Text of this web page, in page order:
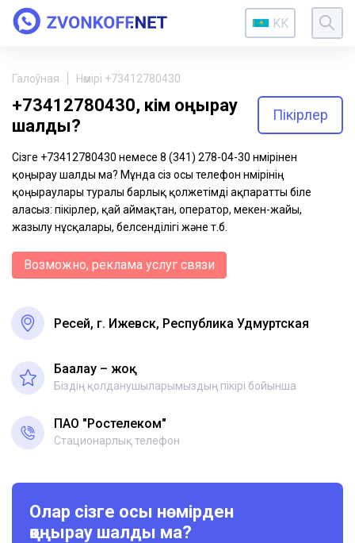
KK
Галоўная Нөмірі +73412780430
+73412780430, кім қоңырау
шалды?
Пікірлер
Сізге +73412780430 немесе 8 (341) 278-04-30 нөмірінен
қоңырау шалды ма? Мұнда сіз осы телефон нөмірінің
қоңыраулары туралы барлық қолжетімді ақпаратты біле
аласыз: пікірлер, қай аймақтан, оператор, мекен-жайы,
жазылу нұсқалары, белсенділігі және т.б.
Возможно, реклама услуг связи
Ресей, г. Ижевск, Республика Удмуртская
Бағалау – жоқ
Біздің қолданушыларымыздың пікірі бойынша
ПАО "Ростелеком"
Стационарлық телефон
Олар сізге осы нөмірден
қоңырау шалды ма?